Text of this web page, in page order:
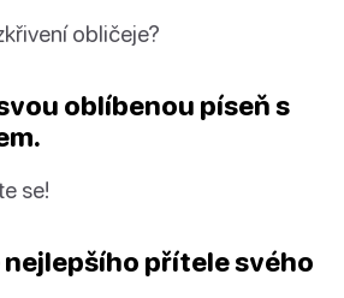
obličeje?
oblíbenou píseň s
se!
přítele svého